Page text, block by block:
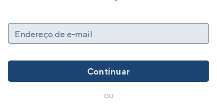
Endereço de e-mail
Continuar
ou